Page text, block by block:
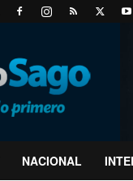
NACIONAL